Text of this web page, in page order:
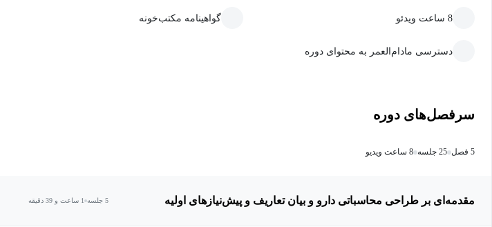
8 ساعت ویدئو گواهینامه مکتب‌خونه
دسترسی مادام‌العمر به محتوای دوره
سرفصل‌های دوره
5 فصل 25 جلسه 8 ساعت ویدیو
مقدمه‌ای بر طراحی محاسباتی دارو و بیان تعاریف و پیش‌نیازهای اولیه 5 جلسه 1 ساعت و 39 دقیقه